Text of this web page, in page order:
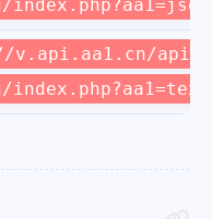
index.php?aa1=json
v.api.aa1.cn/api/
index.php?aa1=text